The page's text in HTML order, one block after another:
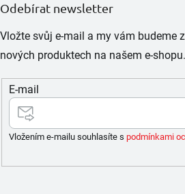
Odebírat newsletter
Vložte svůj e-mail a my vám budeme
nových produktech na našem e-shopu.
E-mail
Vložením e-mailu souhlasíte s podmínkami